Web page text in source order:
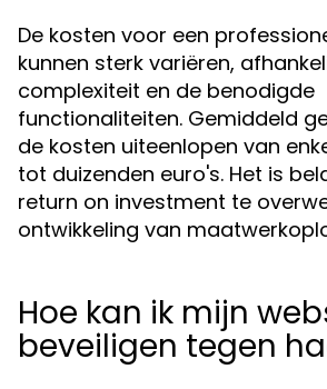
De kosten voor een
kunnen sterk variëren,
complexiteit en de benodigde
functionaliteiten. Gemiddeld
de kosten uiteenlopen van
tot duizenden euro's. Het is
return on investment te
ontwikkeling van
Hoe kan ik mijn
beveiligen tegen